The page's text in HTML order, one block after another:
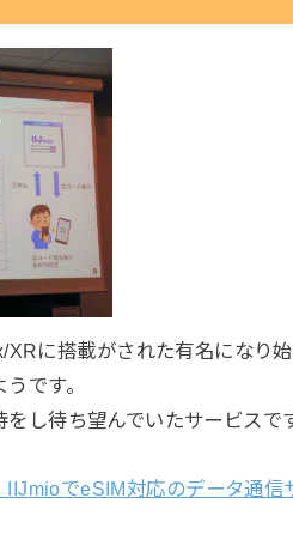
に搭載がされた有名になり
です。
し待ち望んでいたサービスで
IIJmioでeSIM対応のデータ通信